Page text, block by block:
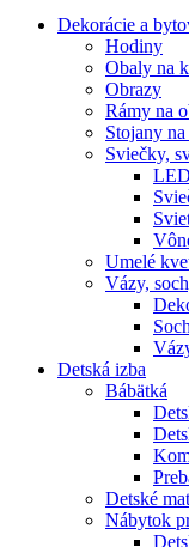
Dekorácie a
Hodiny
Obaly na
Obrazy
Rámy na
Stojany
Sviečky,
Umelé
Vázy,
Detská izba
Bábätká
Detské
Nábytok